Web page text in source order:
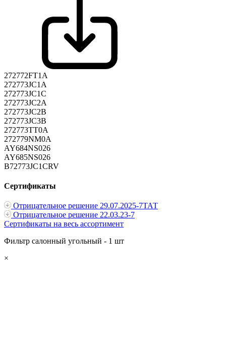
272772FT1A
272773JC1A
272773JC1C
272773JC2A
272773JC2B
272773JC3B
272773TT0A
272779NM0A
AY684NS026
AY685NS026
B72773JC1CRV
Сертификаты
Отрицательное решение 29.07.2025-7ТАТ
Отрицательное решение 22.03.23-7
Сертификаты на весь ассортимент
Фильтр салонный угольный - 1 шт
×